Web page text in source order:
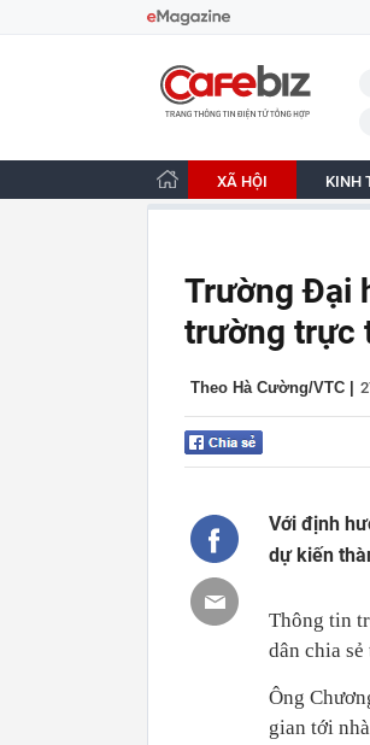
CafeBiz - Trang chủ
XÃ HỘI KINH
Trường Đại
trường trực
Theo Hà Cường/VTC
Với định
dự kiến
Thông tin
dân chia
Ông
gian tới